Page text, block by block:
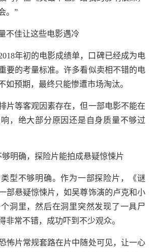
。”
佳让这些电影遇冷
年初的电影成绩单，口碑已经成为电
要的考量标准。许多看似卖相不错的电
如预期，最终只能惨遭市场淘汰。
等客观因素存在，但一部电影不能在
，绝大部分原因还是自身质量不够过
确，探险片能拍成悬疑惊悚片
不够明确。作为一部探险片，《谜
部悬疑惊悚片，如吴尊饰演的卢克和小
洞里，然后在洞里突然发现了一具尸
非常不错，成功吓到不少观众。
片常规套路在片中随处可见，让一心